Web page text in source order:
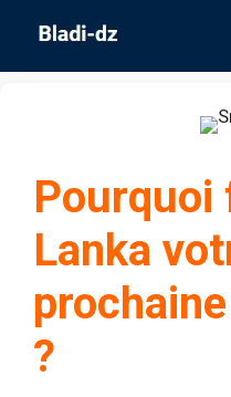
contenu
Pourquoi
Lanka
?